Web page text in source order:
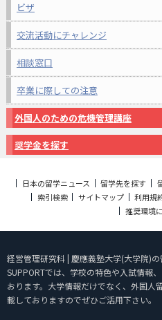
ビザ
交流活動にチャレンジ
相談窓口
卒業に際しての注意
外国人のための危機管理講座
奨学金を探す
日本の留学ニュース 留学先を探す
索引検索
サイトマップ 利用規
推奨環境
経営管理研究科 | 慶應義塾大学(大学院)
SUPPORTでは、学校の特色や入試情報
おります。大学情報だけでなく、外国人
載しておりますのでぜひご活用下さい。